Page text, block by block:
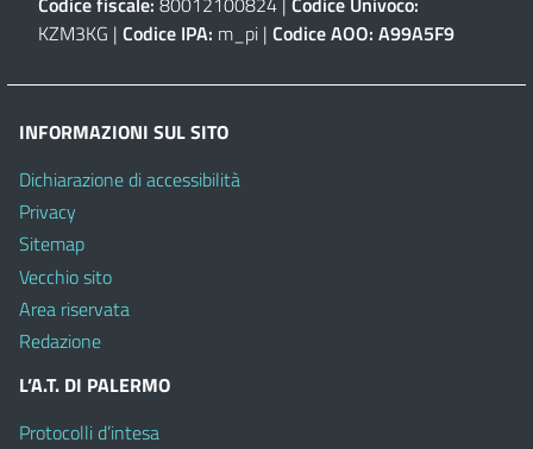
KZM3KG | Codice IPA: m_pi | Codice AOO: A99A5F9
INFORMAZIONI SUL SITO
Dichiarazione di accessibilità
Privacy
Sitemap
Vecchio sito
Area riservata
Redazione
L’A.T. DI PALERMO
Protocolli d’intesa